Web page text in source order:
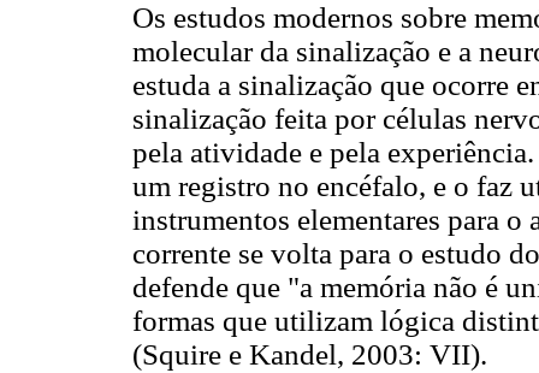
Os estudos modernos sobre
molecular da sinalização e a
estuda a sinalização que ocorre
sinalização feita por células
pela atividade e pela
um registro no encéfalo, e o faz
instrumentos elementares para o
corrente se volta para o estudo
defende que "a memória não é
formas que utilizam lógica
(Squire e Kandel, 2003: VII).